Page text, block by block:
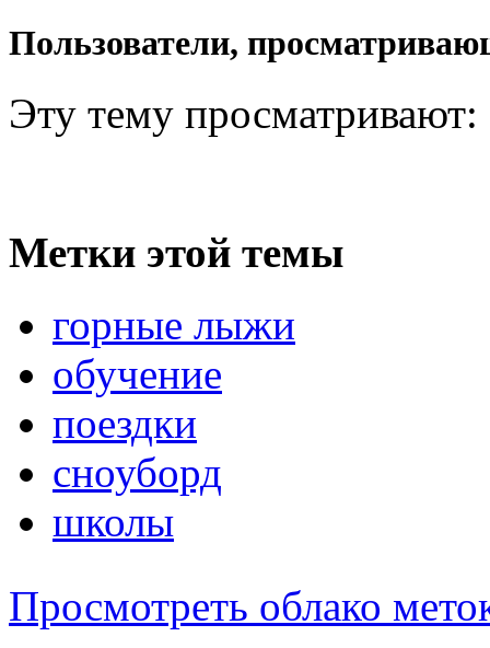
Пользователи,
Эту тему
Метки этой темы
горные лыжи
обучение
поездки
сноуборд
школы
Просмотреть облако